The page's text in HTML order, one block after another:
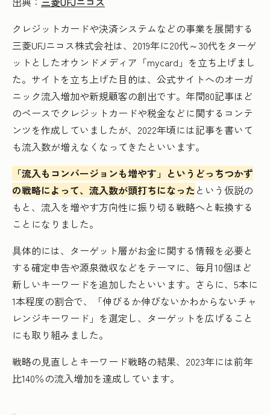
クレジットカードや決済システムなどの事業を展開する
三菱UFJニコス株式会社は、2019年に20代～30代をターゲ
ットとしたオウンドメディア「mycard」を立ち上げまし
た。サイトを立ち上げた目的は、公式サイトへのオーガ
ニック流入増加や新規顧客の創出です。年間80記事ほど
のペースでクレジットカードや税金などに関するコンテ
ンツを作成していましたが、2022年頃には記事を書いて
も流入数が増えなくなってきたといいます。
「流入もコンバージョンも増やす」というどっちつかず
の戦略によって、流入数が頭打ちになったという仮説の
もと、流入を増やす方向性に振り切る戦略へと転換する
ことになりました。
具体的には、ターゲット層がお金に関する情報を必要と
する確定申告や源泉徴収などをテーマに、毎月10個ほど
新しいキーワードを追加したといいます。さらに、5本に
1本程度の割合で、「伸びるか伸びないかわからないチャ
レンジキーワード」を選定し、ターゲットを広げること
にも取り組みました。
戦略の見直しとキーワード戦略の結果、2023年には前年
比140％の流入増加を達成しています。